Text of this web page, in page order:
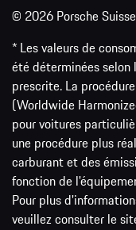
© 2026 Porsche Suisse
* Les valeurs de
été déterminées selon
prescrite. La
(Worldwide
pour voitures
une procédure plus
carburant et des
fonction de
Pour plus
veuillez consulter le